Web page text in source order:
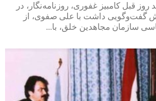
قبل کامبیز غفوری، روزنامه‌نگار، در
گفت‌وگویی داشت با علی صفوی، از
سازمان مجاهدین خلق، با...